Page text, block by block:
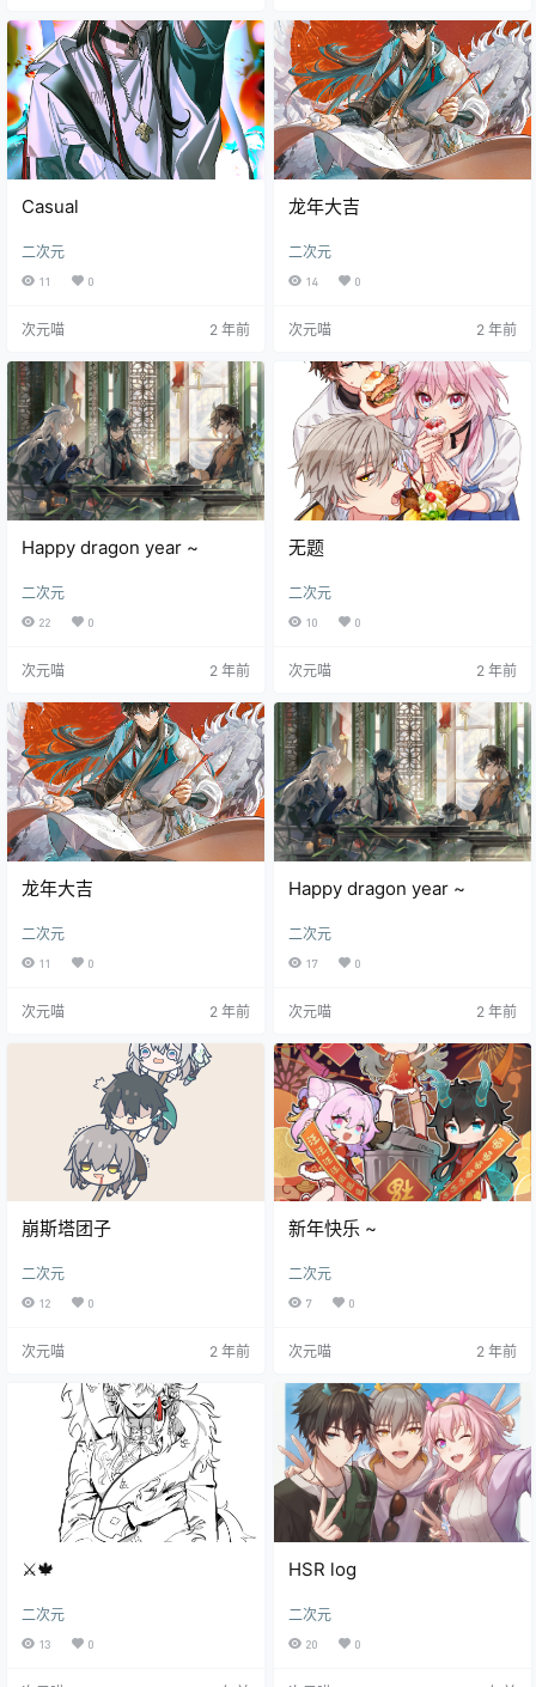
Casual
二次元
11 0
次元喵 2 年前
龙年大吉
二次元
14 0
次元喵 2 年前
Happy dragon year ~
二次元
22 0
次元喵 2 年前
无题
二次元
10 0
次元喵 2 年前
龙年大吉
二次元
11 0
次元喵 2 年前
Happy dragon year ~
二次元
17 0
次元喵 2 年前
崩斯塔团子
二次元
12 0
次元喵 2 年前
新年快乐 ~
二次元
7 0
次元喵 2 年前
⚔️🍁
二次元
13 0
HSR log
二次元
20 0